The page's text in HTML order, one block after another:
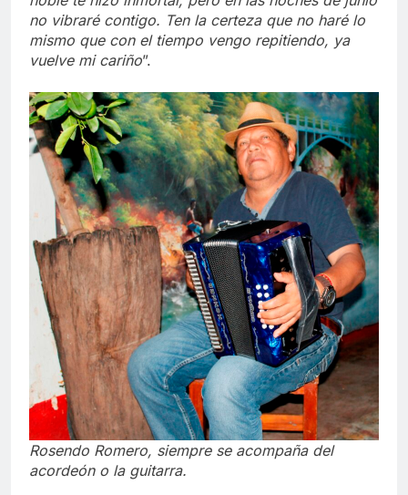
no vibraré contigo. Ten la certeza que no haré lo
mismo que con el tiempo vengo repitiendo, ya
vuelve mi cariño”.
Rosendo Romero, siempre se acompaña del
acordeón o la guitarra.